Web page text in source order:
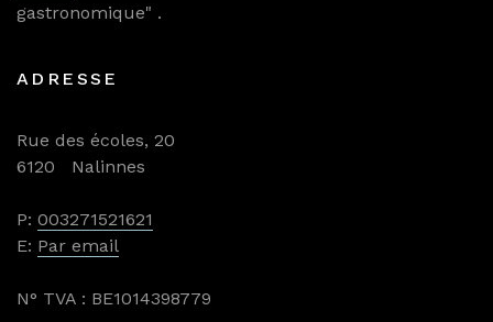
gastronomique" .
ADRESSE
Rue des écoles, 20
6120 Nalinnes
P: 003271521621
E: Par email
N° TVA : BE1014398779